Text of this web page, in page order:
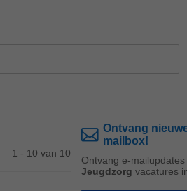
1 - 10 van 10
Ontvang
mailbox!
Ontvang e-
Jeugdzorg vacatures